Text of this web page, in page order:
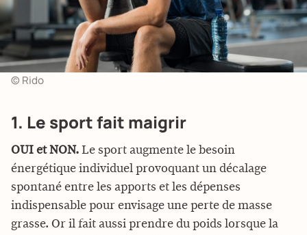
© Rido
1. Le sport fait maigrir
OUI et NON. Le sport augmente le besoin
énergétique individuel provoquant un décalage
spontané entre les apports et les dépenses
indispensable pour envisage une perte de masse
grasse. Or il fait aussi prendre du poids lorsque la